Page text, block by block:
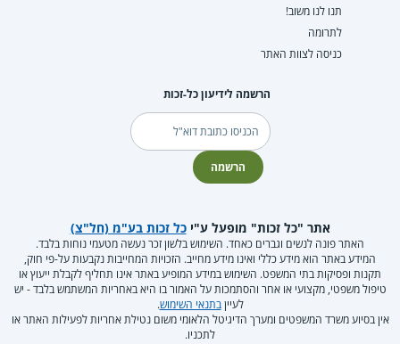
תנו לנו משוב!
לתרומה
כניסה לצוות האתר
הרשמה לידיעון כל-זכות
דוא"ל
הרשמה
אתר "כל זכות" מופעל ע"יכל זכות בע"מ (חל"צ)
האתר פונה לנשים וגברים כאחד. השימוש בלשון זכר נעשה מטעמי נוחות בלבד.
המידע באתר הוא מידע כללי ואינו מידע מחייב. הזכויות המחייבות נקבעות על-פי חוק,
תקנות ופסיקות בתי המשפט. השימוש במידע המופיע באתר אינו תחליף לקבלת ייעוץ או
טיפול משפטי, מקצועי או אחר והסתמכות על האמור בו היא באחריות המשתמש בלבד - יש
לעייןבתנאי השימוש.
אין בסיוע משרד המשפטים ומערך הדיגיטל הלאומי משום נטילת אחריות לפעילות האתר או
לתכניו.